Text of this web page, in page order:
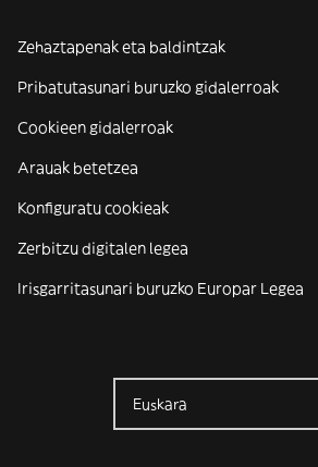
Zehaztapenak eta baldintzak
Pribatutasunari buruzko gidalerroak
Cookieen gidalerroak
Arauak betetzea
Konfiguratu cookieak
Zerbitzu digitalen legea
Irisgarritasunari buruzko Europar Legea